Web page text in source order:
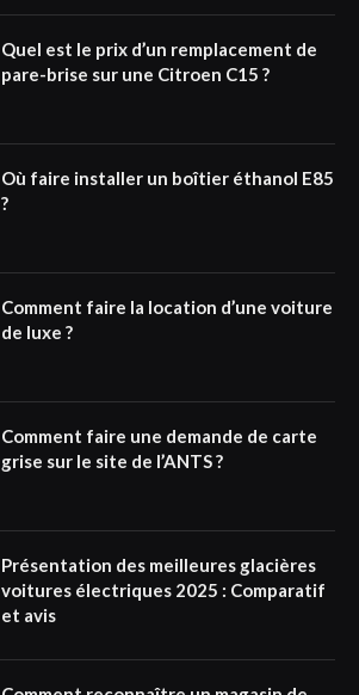
Quel est le prix d’un remplacement de
pare-brise sur une Citroen C15 ?
Où faire installer un boîtier éthanol E85
?
Comment faire la location d’une voiture
de luxe ?
Comment faire une demande de carte
grise sur le site de l’ANTS ?
Présentation des meilleures glacières
voitures électriques 2025 : Comparatif
et avis